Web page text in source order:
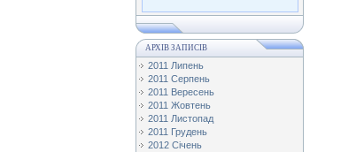
АРХІВ ЗАПИСІВ
2011 Липень
2011 Серпень
2011 Вересень
2011 Жовтень
2011 Листопад
2011 Грудень
2012 Січень